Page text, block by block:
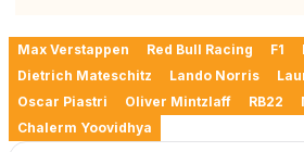
Max Verstappen Red Bull Racing F1
Dietrich Mateschitz
Lando Norris
Oscar Piastri
Oliver Mintzlaff RB22
Chalerm Yoovidhya